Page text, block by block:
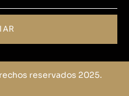
reservados 2025.